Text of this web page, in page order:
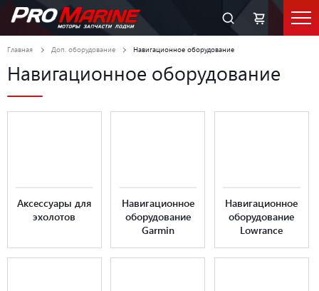
Главная Доп. оборудование Навигационное оборудование
Навигационное оборудование
Аксессуары для
эхолотов
Навигационное
оборудование
Garmin
Навигационное
оборудование
Lowrance